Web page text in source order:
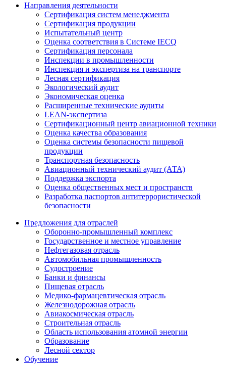
Направления деятельности
Сертификация систем менеджмента
Сертификация продукции
Испытательный центр
Оценка соответствия в Системе IECQ
Сертификация персонала
Инспекции в промышленности
Инспекция и экспертиза на транспорте
Лесная сертификация
Экологический аудит
Экономическая оценка
Расширенные технические аудиты
LEAN-экспертиза
Сертификационный центр авиационной техники
Оценка качества образования
Оценка системы безопасности пищевой
продукции
Транспортная безопасность
Авиационный технический аудит (АТА)
Поддержка экспорта
Оценка общественных мест и пространств
Разработка паспортов антитеррористической
безопасности
Предложения для отраслей
Оборонно‐промышленный комплекс
Государственное и местное управление
Нефтегазовая отрасль
Автомобильная промышленность
Судостроение
Банки и финансы
Пищевая отрасль
Медико-фармацевтическая отрасль
Железнодорожная отрасль
Авиакосмическая отрасль
Строительная отрасль
Область использования атомной энергии
Образование
Лесной сектор
Обучение